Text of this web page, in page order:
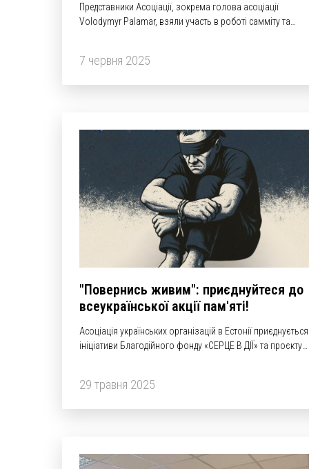
Представники Асоціації, зокрема голова асоціації
Volodymyr Palamar, взяли участь в роботі самміту та
7 червня 2025
"Повернись живим": приєднуйтеся до
всеукраїнської акції пам'яті!
Асоціація українських організацій в Естонії
ініціативи Благодійного фонду «СЕРЦЕ В ДІЇ» та проєкту
29 травня 2025